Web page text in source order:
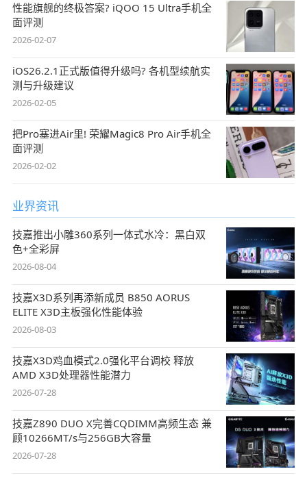
性能旗舰的终极答案? iQOO 15 Ultra手机全
面评测
2026-02-07
iOS26.2.1正式版值得升级吗? 各机型续航实
测与升级建议
2026-02-05
把Pro塞进Air里! 荣耀Magic8 Pro Air手机全
面评测
2026-02-02
业界资讯
技嘉推出小雕360系列一体式水冷：黑白双
色+全彩屏
2026-08-04
技嘉X3D系列再添新成员 B850 AORUS
ELITE X3D主板强化性能体验
2026-08-03
技嘉X3D鸡血模式2.0强化平台调校 释放
AMD X3D处理器性能潜力
2026-07-28
技嘉Z890 DUO X完善CQDIMM高频生态 兼
顾10266MT/s与256GB大容量
2026-07-28